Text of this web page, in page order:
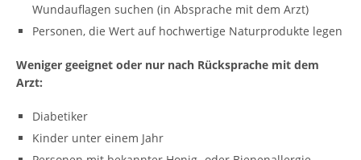
Wundauflagen suchen (in Absprache mit dem Arzt)
Personen, die Wert auf hochwertige Naturprodukte legen
Weniger geeignet oder nur nach Rücksprache mit dem
Arzt:
Diabetiker
Kinder unter einem Jahr